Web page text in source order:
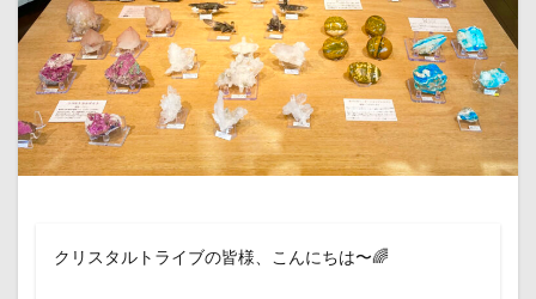
クリスタルトライブの皆様、こんにちは〜🌈